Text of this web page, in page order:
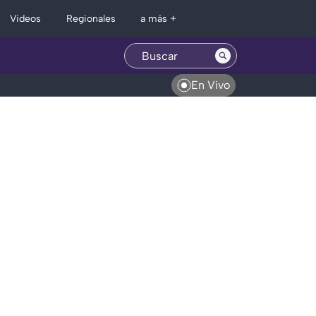
Videos Regionales a más +
En Vivo